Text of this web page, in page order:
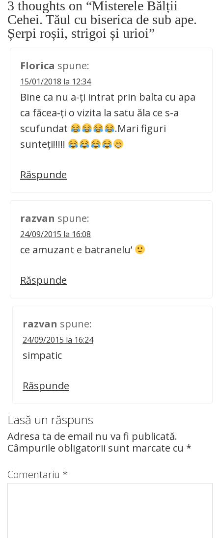
3 thoughts on “Misterele Bălții
Cehei. Tăul cu biserica de sub ape.
Șerpi roșii, strigoi și urioi”
Florica spune:
15/01/2018 la 12:34
Bine ca nu a-ți intrat prin balta cu apa
ca făcea-ți o vizita la satu ăla ce s-a
scufundat
.Mari figuri
sunteți!!!!!
Răspunde
razvan spune:
24/09/2015 la 16:08
ce amuzant e batranelu’
Răspunde
razvan spune:
24/09/2015 la 16:24
simpatic
Răspunde
Lasă un răspuns
Adresa ta de email nu va fi publicată.
Câmpurile obligatorii sunt marcate cu *
Comentariu *